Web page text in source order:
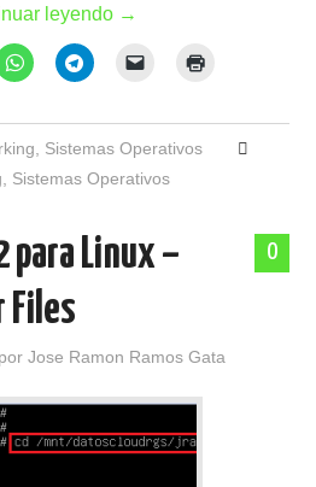
leyendo →
Sistemas Operativos
Sistemas Operativos
0
para Linux –
Files
porJose Ramon Ramos Gata